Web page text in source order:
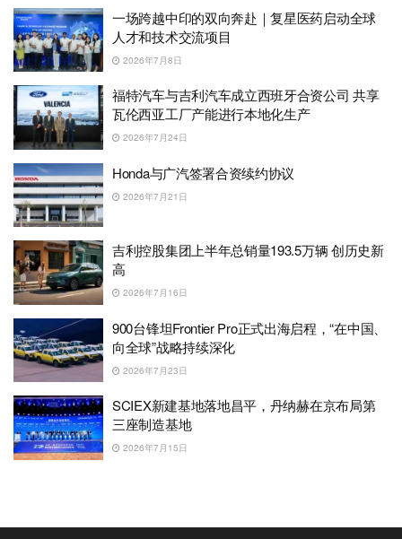
一场跨越中印的双向奔赴｜复星医药启动全球
人才和技术交流项目
2026年7月8日
福特汽车与吉利汽车成立西班牙合资公司 共享
瓦伦西亚工厂产能进行本地化生产
2026年7月24日
Honda与广汽签署合资续约协议
2026年7月21日
吉利控股集团上半年总销量193.5万辆 创历史新
高
2026年7月16日
900台锋坦Frontier Pro正式出海启程，“在中国、
向全球”战略持续深化
2026年7月23日
SCIEX新建基地落地昌平，丹纳赫在京布局第
三座制造基地
2026年7月15日